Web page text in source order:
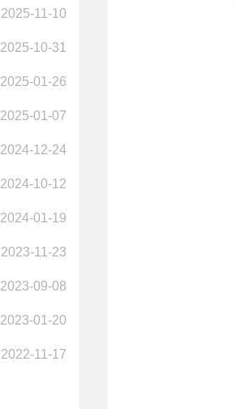
2025-11-10
2025-10-31
2025-01-26
2025-01-07
2024-12-24
2024-10-12
2024-01-19
2023-11-23
2023-09-08
2023-01-20
2022-11-17